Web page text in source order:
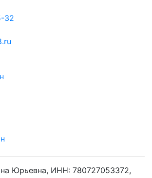
32
Юрьевна, ИНН: 780727053372,